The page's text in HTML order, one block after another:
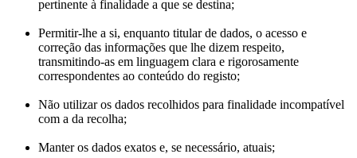
pertinente à finalidade a que se destina;
Permitir-lhe a si, enquanto titular de dados, o acesso e
correção das informações que lhe dizem respeito,
transmitindo-as em linguagem clara e rigorosamente
correspondentes ao conteúdo do registo;
Não utilizar os dados recolhidos para finalidade incompatível
com a da recolha;
Manter os dados exatos e, se necessário, atuais;